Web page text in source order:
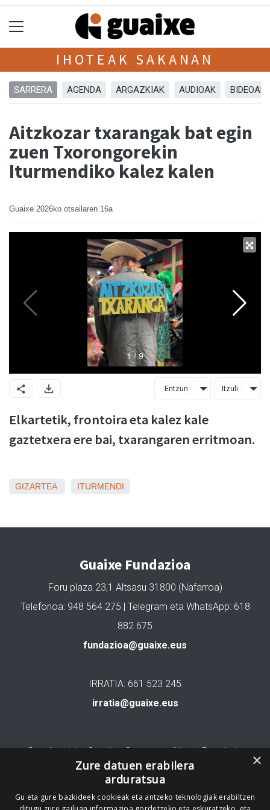
IHOTEAK SAKANAN
SARRERA AGENDA ARGAZKIAK AUDIOAK BIDEOAK
Aitzkozar txarangak bat egin
zuen Txorongorekin
Iturmendiko kalez kalen
Guaixe 2026ko otsailaren 16a
Entzun Itzuli
Elkartetik, frontoira eta kalez kale
gaztetxera ere bai, txarangaren erritmoan.
GIZARTEA ITURMENDI
Guaixe Fundazioa
Foru plaza 23,1 Altsasu 31800 (Nafarroa)
Telefonoa: 948 564 275 | Telegram eta WhatsApp: 618
882 675
fundazioa@guaixe.eus
IRRATIA: 661 523 245
irratia@guaixe.eus
Gure lizentzia: Creative Commons Aitortu Partekatu
Codesyntaxek garatua
×
Zure datuen erabilera
arduratsua
Gu eta gure bazkideek cookieak eta antzeko teknologiak erabiltzen